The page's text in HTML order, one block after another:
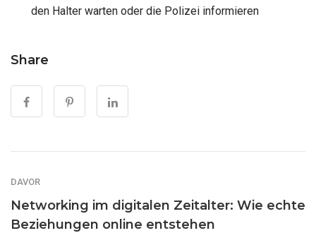
den Halter warten oder die Polizei informieren
Share
DAVOR
Networking im digitalen Zeitalter: Wie echte
Beziehungen online entstehen